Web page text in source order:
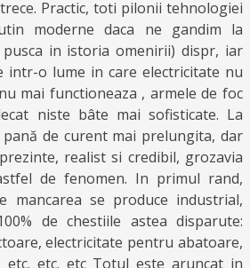
Practic, toti pilonii tehnologiei
moderne daca ne gandim la
in istoria omenirii) dispr, iar
intr-o lume in care electricitate nu
mai functioneaza , armele de foc
niste bâte mai sofisticate. La
de curent mai prelungita, dar
realist si credibil, grozavia
de fenomen. In primul rand,
mancarea se produce industrial,
de chestiile astea disparute:
electricitate pentru abatoare,
etc. etc. etc Totul este aruncat in